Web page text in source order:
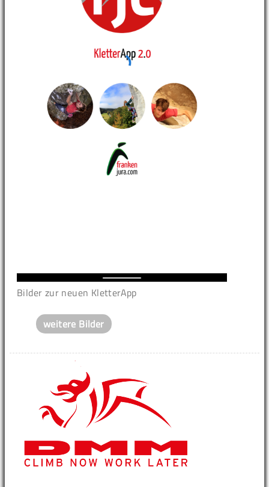
Bilder zur neuen KletterApp
weitere Bilder